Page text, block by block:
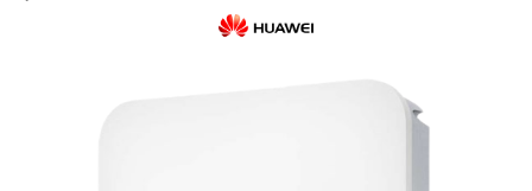
Cabluri semnalizare si control